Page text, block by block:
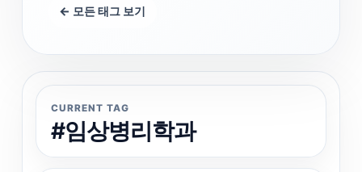
← 모든 태그 보기
CURRENT TAG
#임상병리학과